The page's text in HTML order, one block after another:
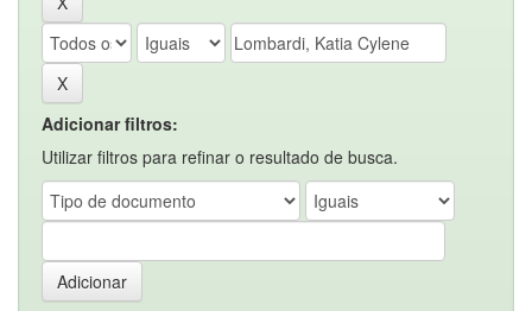
Adicionar filtros:
Utilizar filtros para refinar o resultado de busca.